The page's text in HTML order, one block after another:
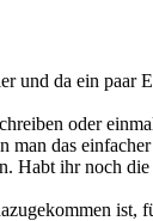
und da ein paar
oder
man das einfacher
Habt ihr noch
ist,